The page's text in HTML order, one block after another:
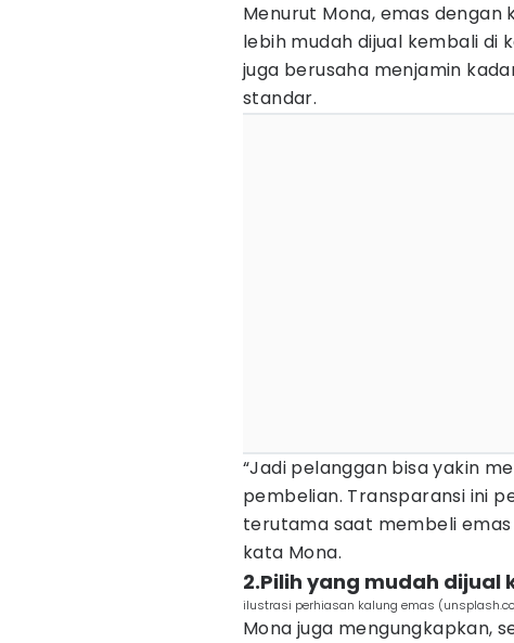
Menurut Mona, emas
lebih mudah dijual kembali di
juga berusaha menjamin
standar.
“Jadi pelanggan bisa yakin
pembelian. Transparansi ini
terutama saat membeli emas
kata Mona.
2.Pilih yang mudah dijual
ilustrasi perhiasan kalung emas
Mona juga mengungkapkan,